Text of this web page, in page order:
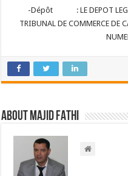
-Dépôt : LE DEPOT LEGAL
TRIBUNAL DE COMMERCE DE
About Majid FATHI